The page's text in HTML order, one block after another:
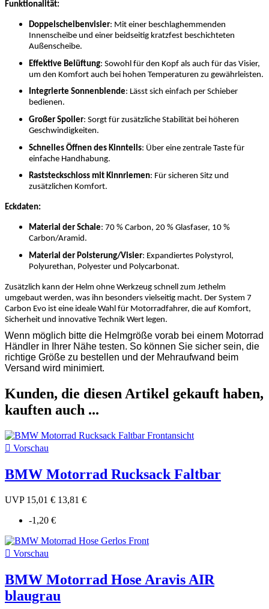
Funktionalität:
Doppelscheibenvisier: Mit einer beschlaghemmenden
Innenscheibe und einer beidseitig kratzfest beschichteten
Außenscheibe.
Effektive Belüftung: Sowohl für den Kopf als auch für das Visier,
um den Komfort auch bei hohen Temperaturen zu gewährleisten.
Integrierte Sonnenblende: Lässt sich einfach per Schieber
bedienen.
Großer Spoiler: Sorgt für zusätzliche Stabilität bei höheren
Geschwindigkeiten.
Schnelles Öffnen des Kinnteils: Über eine zentrale Taste für
einfache Handhabung.
Raststeckschloss mit Kinnriemen: Für sicheren Sitz und
zusätzlichen Komfort.
Eckdaten:
Material der Schale: 70 % Carbon, 20 % Glasfaser, 10 %
Carbon/Aramid.
Material der Polsterung/Visier: Expandiertes Polystyrol,
Polyurethan, Polyester und Polycarbonat.
Zusätzlich kann der Helm ohne Werkzeug schnell zum Jethelm
umgebaut werden, was ihn besonders vielseitig macht. Der System 7
Carbon Evo ist eine ideale Wahl für Motorradfahrer, die auf Komfort,
Sicherheit und innovative Technik Wert legen.
Wenn möglich bitte die Helmgröße vorab bei einem Motorrad
Händler in Ihrer Nähe testen. So können Sie sicher sein, die
richtige Größe zu bestellen und der Mehraufwand beim
Versand wird minimiert.
Kunden, die diesen Artikel gekauft haben,
kauften auch ...
 Vorschau
BMW Motorrad Rucksack Faltbar
UVP 15,01 € 13,81 €
-1,20 €
 Vorschau
BMW Motorrad Hose Aravis AIR
blaugrau